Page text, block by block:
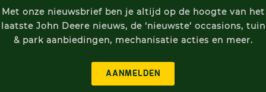
Met onze nieuwsbrief ben je altijd op de hoogte van het
laatste John Deere nieuws, de ‘nieuwste’ occasions, tuin
& park aanbiedingen, mechanisatie acties en meer.
AANMELDEN